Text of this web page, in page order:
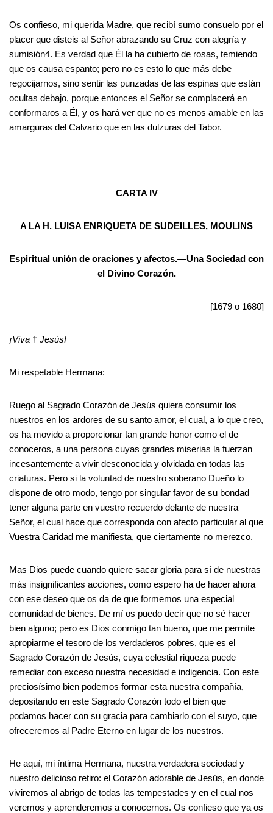
Os confieso, mi querida Madre, que recibí sumo consuelo por el
placer que disteis al Señor abrazando su Cruz con alegría y
sumisión4. Es verdad que Él la ha cubierto de rosas, temiendo
que os causa espanto; pero no es esto lo que más debe
regocijarnos, sino sentir las punzadas de las espinas que están
ocultas debajo, porque entonces el Señor se complacerá en
conformaros a Él, y os hará ver que no es menos amable en las
amarguras del Calvario que en las dulzuras del Tabor.
CARTA IV
A LA H. LUISA ENRIQUETA DE SUDEILLES, MOULINS
Espiritual unión de oraciones y afectos.—Una Sociedad con
el Divino Corazón.
[1679 o 1680]
¡Viva † Jesús!
Mi respetable Hermana:
Ruego al Sagrado Corazón de Jesús quiera consumir los
nuestros en los ardores de su santo amor, el cual, a lo que creo,
os ha movido a proporcionar tan grande honor como el de
conoceros, a una persona cuyas grandes miserias la fuerzan
incesantemente a vivir desconocida y olvidada en todas las
criaturas. Pero si la voluntad de nuestro soberano Dueño lo
dispone de otro modo, tengo por singular favor de su bondad
tener alguna parte en vuestro recuerdo delante de nuestra
Señor, el cual hace que corresponda con afecto particular al que
Vuestra Caridad me manifiesta, que ciertamente no merezco.
Mas Dios puede cuando quiere sacar gloria para sí de nuestras
más insignificantes acciones, como espero ha de hacer ahora
con ese deseo que os da de que formemos una especial
comunidad de bienes. De mí os puedo decir que no sé hacer
bien alguno; pero es Dios conmigo tan bueno, que me permite
apropiarme el tesoro de los verdaderos pobres, que es el
Sagrado Corazón de Jesús, cuya celestial riqueza puede
remediar con exceso nuestra necesidad e indigencia. Con este
preciosísimo bien podemos formar esta nuestra compañía,
depositando en este Sagrado Corazón todo el bien que
podamos hacer con su gracia para cambiarlo con el suyo, que
ofreceremos al Padre Eterno en lugar de los nuestros.
He aquí, mi íntima Hermana, nuestra verdadera sociedad y
nuestro delicioso retiro: el Corazón adorable de Jesús, en donde
viviremos al abrigo de todas las tempestades y en el cual nos
veremos y aprenderemos a conocernos. Os confieso que ya os